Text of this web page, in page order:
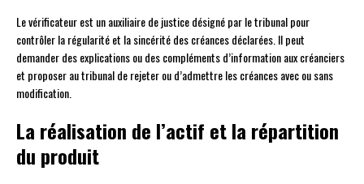
Le vérificateur est un auxiliaire de justice désigné par le tribunal pour
contrôler la régularité et la sincérité des créances déclarées. Il peut
demander des explications ou des compléments d’information aux créanciers
et proposer au tribunal de rejeter ou d’admettre les créances avec ou sans
modification.
La réalisation de l’actif et la répartition
du produit